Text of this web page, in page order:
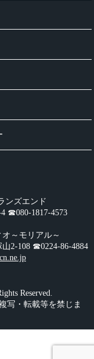
ンズエンド
☎︎080-1817-4573
～モリアル～
2-108 ☎︎0224-86-4884
Reserved.
写・転載等を禁じま